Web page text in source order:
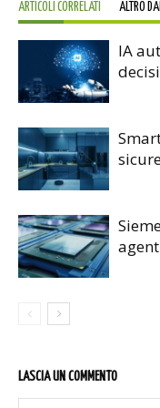
ARTICOLI CORRELATI ALTRO
IA
LASCIA UN COMMENTO